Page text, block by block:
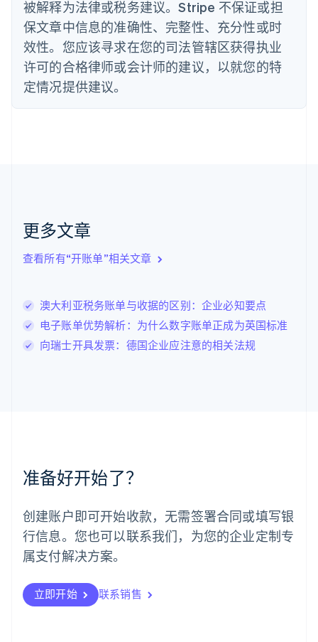
被解释为法律或税务建议。Stripe 不保证或担
保文章中信息的准确性、完整性、充分性或时
效性。您应该寻求在您的司法管辖区获得执业
许可的合格律师或会计师的建议，以就您的特
定情况提供建议。
更多文章
查看所有“开账单”相关文章
澳大利亚税务账单与收据的区别：企业必知要点
电子账单优势解析：为什么数字账单正成为英国标准
向瑞士开具发票：德国企业应注意的相关法规
准备好开始了？
创建账户即可开始收款，无需签署合同或填写银
行信息。您也可以联系我们，为您的企业定制专
属支付解决方案。
立即开始 联系销售
DeutschEnglish
法国
Français English
芬兰
English Svenska
荷兰
立陶宛
列支敦士登
FrançaisDeutschEnglish
罗马尼亚
English
马尔他
English
葡萄牙
日本
日本語 English
瑞典
SvenskaEnglish
Deutsch FrançaisItaliano English
塞浦路斯